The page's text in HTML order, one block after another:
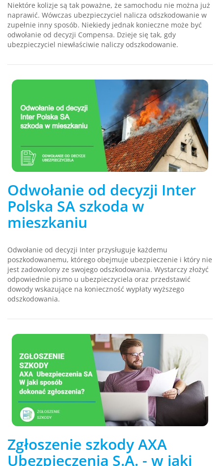
Niektóre kolizje są tak poważne, że samochodu nie można już
naprawić. Wówczas ubezpieczyciel nalicza odszkodowanie w
zupełnie inny sposób. Niekiedy jednak konieczne może być
odwołanie od decyzji Compensa. Dzieje się tak, gdy
ubezpieczyciel niewłaściwie naliczy odszkodowanie.
Odwołanie od decyzji Inter
Polska SA szkoda w
mieszkaniu
Odwołanie od decyzji Inter przysługuje każdemu
poszkodowanemu, którego obejmuje ubezpieczenie i który nie
jest zadowolony ze swojego odszkodowania. Wystarczy złożyć
odpowiednie pismo u ubezpieczyciela oraz przedstawić
dowody wskazujące na konieczność wypłaty wyższego
odszkodowania.
Zgłoszenie szkody AXA
Ubezpieczenia S.A. - w jaki